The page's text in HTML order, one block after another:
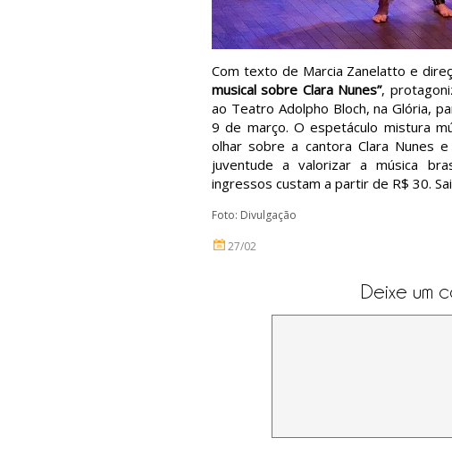
Com texto de Marcia Zanelatto e
musical sobre Clara Nunes”,
ao Teatro Adolpho Bloch, na Glória,
9 de março. O espetáculo mistura
olhar sobre a cantora Clara Nunes
juventude a valorizar a música
ingressos custam a partir de R$ 30.
Foto: Divulgação
27/02
Deixe um